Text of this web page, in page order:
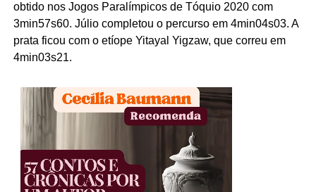
obtido nos Jogos Paralímpicos de Tóquio 2020 com
3min57s60. Júlio completou o percurso em 4min04s03. A
prata ficou com o etíope Yitayal Yigzaw, que correu em
4min03s21.